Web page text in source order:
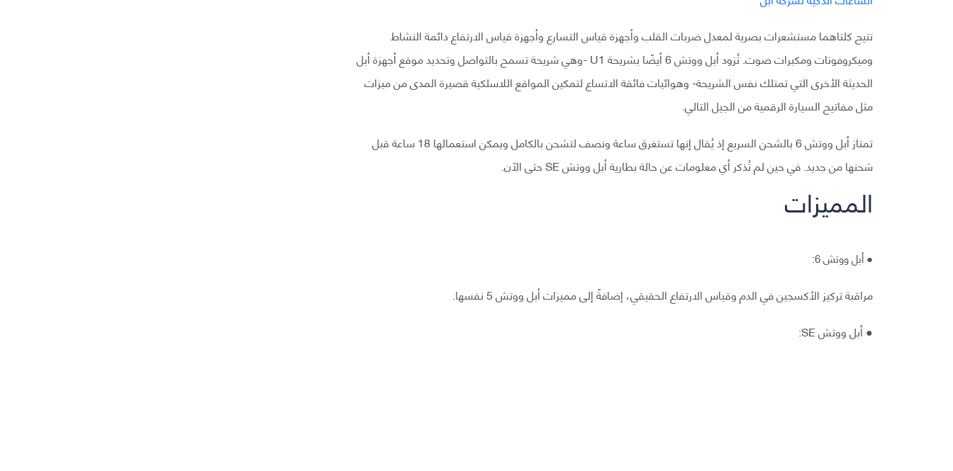
تتيح كلتاهما مستشعرات بصرية لمعدل ضربات القلب وأجهزة قياس التسارع وأجهزة قياس الارتفاع دائمة النشاط
وميكروفونات ومكبرات صوت. تُزود أبل ووتش 6 أيضًا بشريحة U1 -وهي شريحة تسمح بالتواصل وتحديد موقع أجهزة أبل
الحديثة الأخرى التي تمتلك نفس الشريحة- وهوائيات فائقة الاتساع لتمكين المواقع اللاسلكية قصيرة المدى من ميزات
مثل مفاتيح السيارة الرقمية من الجيل التالي.
تمتاز أبل ووتش 6 بالشحن السريع إذ يُقال إنها تستغرق ساعة ونصف لتشحن بالكامل ويمكن استعمالها 18 ساعة قبل
شحنها من جديد. في حين لم تُذكر أي معلومات عن حالة بطارية أبل ووتش SE حتى الآن.
المميزات
● أبل ووتش 6:
مراقبة تركيز الأكسجين في الدم وقياس الارتفاع الحقيقي، إضافةً إلى مميزات أبل ووتش 5 نفسها.
● أبل ووتش SE: